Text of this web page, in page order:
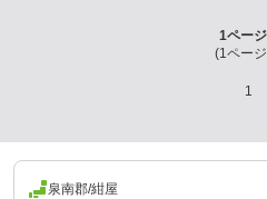
1ページ
(1ペー
1
泉南郡/紺屋